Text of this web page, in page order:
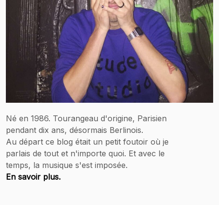
Né en 1986. Tourangeau d'origine, Parisien
pendant dix ans, désormais Berlinois.
Au départ ce blog était un petit foutoir où je
parlais de tout et n'importe quoi. Et avec le
temps, la musique s'est imposée.
En savoir plus.